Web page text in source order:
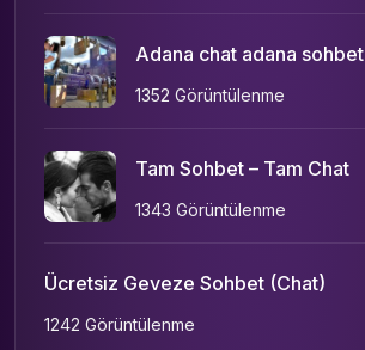
Adana chat adana sohbet
1352 Görüntülenme
Tam Sohbet – Tam Chat
1343 Görüntülenme
Ücretsiz Geveze Sohbet (Chat)
1242 Görüntülenme